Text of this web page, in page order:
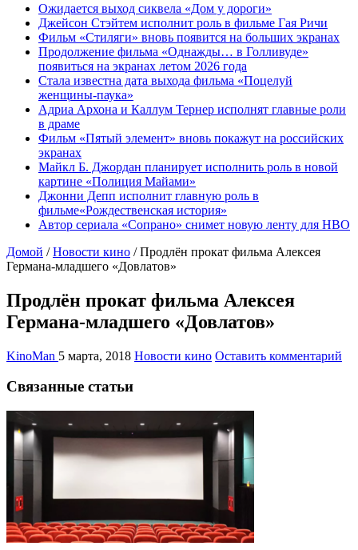
Ожидается выход сиквела «Дом у дороги»
Джейсон Стэйтем исполнит роль в фильме Гая Ричи
Фильм «Стиляги» вновь появится на больших экранах
Продолжение фильма «Однажды… в Голливуде»
появиться на экранах летом 2026 года
Стала известна дата выхода фильма «Поцелуй
женщины-паука»
Адриа Архона и Каллум Тернер исполнят главные роли
в драме
Фильм «Пятый элемент» вновь покажут на российских
экранах
Майкл Б. Джордан планирует исполнить роль в новой
картине «Полиция Майами»
Джонни Депп исполнит главную роль в
фильме«Рождественская история»
Автор сериала «Сопрано» снимет новую ленту для HBO
Домой / Новости кино / Продлён прокат фильма Алексея
Германа-младшего «Довлатов»
Продлён прокат фильма Алексея
Германа-младшего «Довлатов»
KinoMan 5 марта, 2018 Новости кино Оставить комментарий
Связанные статьи